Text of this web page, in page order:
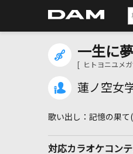
一生に
[ ヒトヨニユメ
蓮ノ空女
記憶の果て
対応カラオケコン